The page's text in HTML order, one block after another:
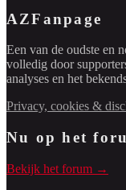
AZFanpage
Een van de oudste en
volledig door
analyses en het
Privacy, cookies &
Nu op het
Bekijk het forum →